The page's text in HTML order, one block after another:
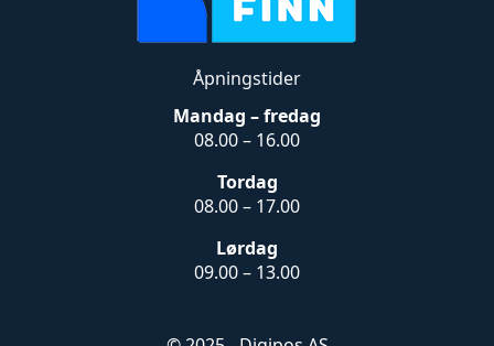
Åpningstider
Mandag – fredag
08.00 – 16.00
Tordag
08.00 – 17.00
Lørdag
09.00 – 13.00